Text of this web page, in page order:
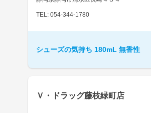
TEL: 054-344-1780
シューズの気持ち 180mL 無香性
Ｖ・ドラッグ藤枝緑町店